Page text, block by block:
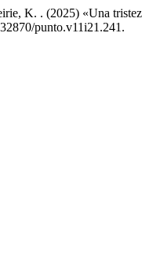
K. . (2025) «Una
punto.v11i21.241.